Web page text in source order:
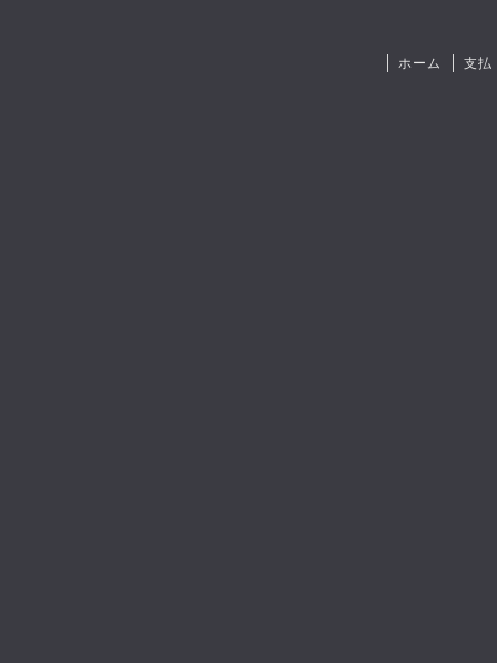
ホーム 支払